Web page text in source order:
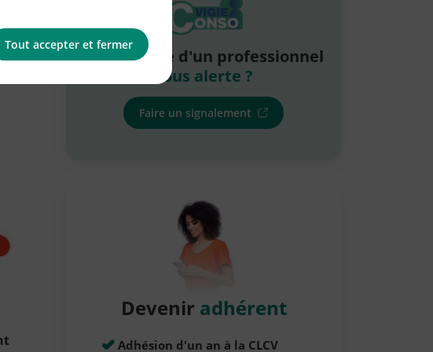
La pratique d'un professionnel
vous alerte ?
Faire un signalement
Devenir adhérent
Adhésion d'un an à la CLCV
Tout accepter et fermer